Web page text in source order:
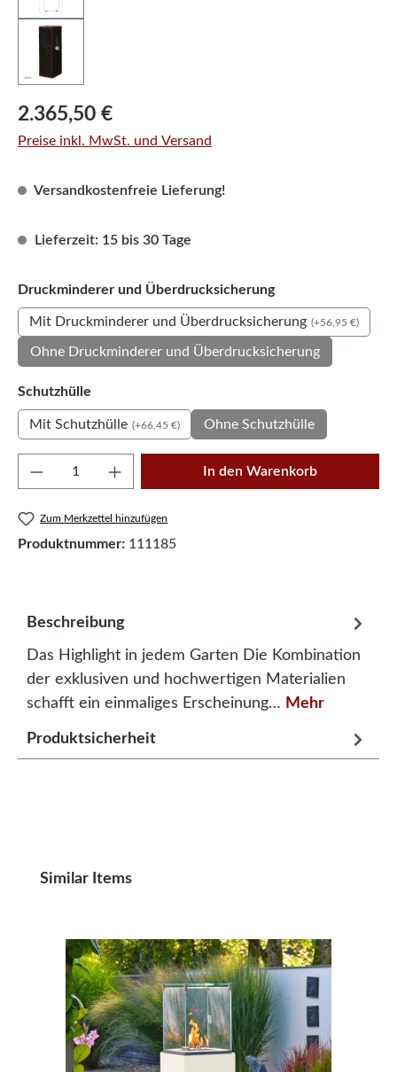
Regulärer Preis:
2.365,50 €
Preise inkl. MwSt. und Versand
Versandkostenfreie Lieferung!
Lieferzeit: 15 bis 30 Tage
Druckminderer und Überdrucksicherungauswählen
Mit Druckminderer und Überdrucksicherung (+56,95 €)
Ohne Druckminderer und Überdrucksicherung
Schutzhülle
Mit Schutzhülle (+66,45 €) Ohne Schutzhülle
Produkt Anzahl: Gib den gewünschten
In den Warenkorb
Zum Merkzettel hinzufügen
Produktnummer: 111185
Beschreibung
Das Highlight in jedem Garten Die Kombination
der exklusiven und hochwertigen Materialien
schafft ein einmaliges Erscheinung… Mehr
Produktsicherheit
Produktgalerie überspringen
Similar Items